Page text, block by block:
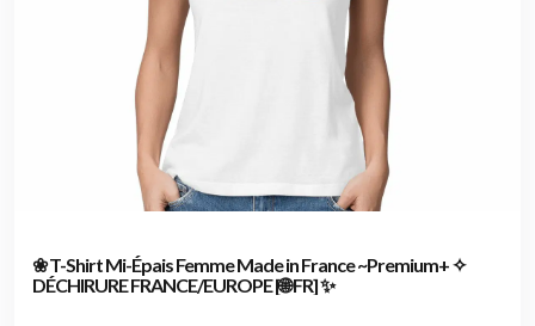
❀ T-Shirt Mi-Épais Femme Made in France ~Premium+ ✧
DÉCHIRURE FRANCE/EUROPE [🌐 FR] ✨